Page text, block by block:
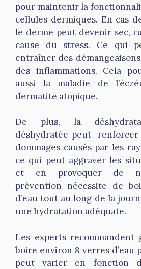
pour maintenir la
cellules dermiques. En cas
le derme peut devenir sec,
cause du stress. Ce qui
entraîner des
des inflammations. Cela
aussi la maladie de
dermatite atopique.
De plus, la
déshydratée peut renforcer
dommages causés par les
ce qui peut aggraver les
et en provoquer de
prévention nécessite de
d’eau tout au long de la
une hydratation adéquate.
Les experts recommandent
boire environ 8 verres d’eau
peut varier en fonction